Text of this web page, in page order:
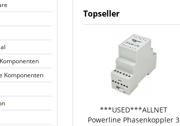
Komponenten
Topseller
***USED***ALLNET
Powerline Phasenkoppler 3